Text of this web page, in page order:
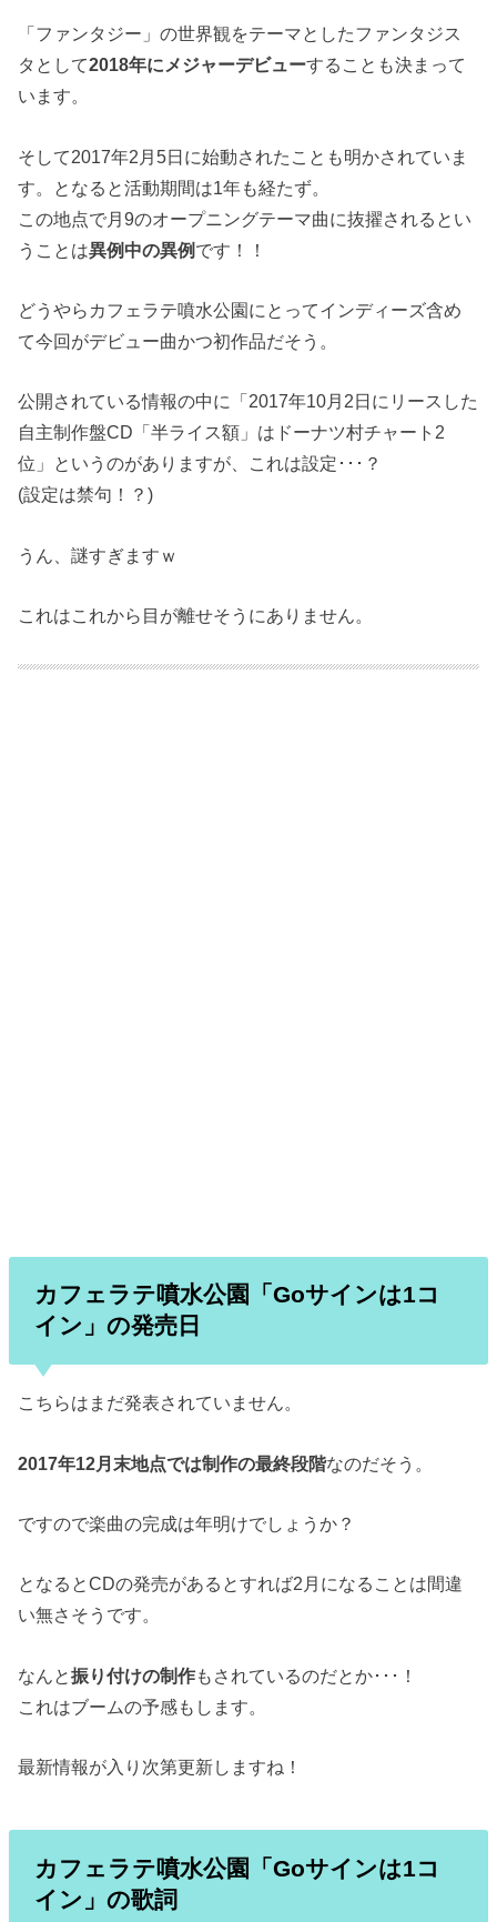
「ファンタジー」の世界観をテーマとしたファンタジス
タとして2018年にメジャーデビューすることも決まって
います。
そして2017年2月5日に始動されたことも明かされていま
す。となると活動期間は1年も経たず。
この地点で月9のオープニングテーマ曲に抜擢されるとい
うことは異例中の異例 です！！
どうやらカフェラテ噴水公園にとってインディーズ含め
て今回がデビュー曲かつ初作品だそう。
公開されている情報の中に「2017年10月2日にリースした
自主制作盤CD「半ライス額」はドーナツ村チャート2
位」というのがありますが、これは設定･･･？
(設定は禁句！？)
うん、謎すぎますｗ
これはこれから目が離せそうにありません。
カフェラテ噴水公園「Goサインは1コ
イン」の発売日
こちらはまだ発表されていません。
2017年12月末地点では制作の最終段階なのだそう。
ですので楽曲の完成は年明けでしょうか？
となるとCDの発売があるとすれば2月になることは間違
い無さそうです。
なんと振り付けの制作もされているのだとか･･･！
これはブームの予感もします。
最新情報が入り次第更新しますね！
カフェラテ噴水公園「Goサインは1コ
イン」の歌詞